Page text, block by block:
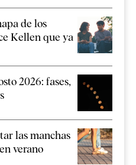
de los
Kellen que ya
2026: fases,
las manchas
verano